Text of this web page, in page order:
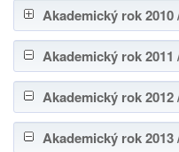
Akademický rok 2010
Akademický rok 2011
Akademický rok 2012
Akademický rok 2013